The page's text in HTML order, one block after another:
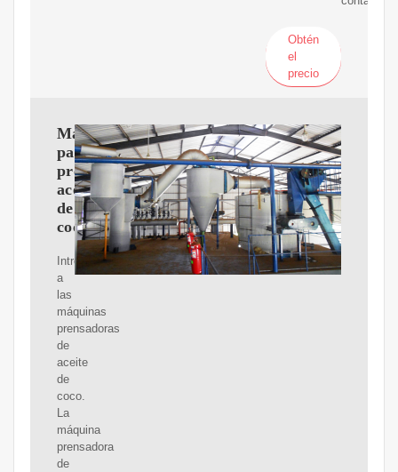
Obtén
el
precio
Máquina
para
prensar
aceite
de
coco
Introducción
a
las
máquinas
prensadoras
de
aceite
de
coco.
La
máquina
prensadora
de